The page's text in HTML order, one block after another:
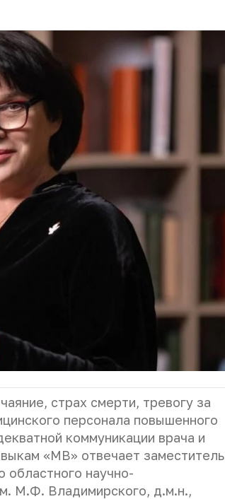
страх смерти, тревогу за
персонала повышенного
коммуникации врача и
«МВ» отвечает заместитель
областного научно-
М.Ф. Владимирского, д.м.н.,